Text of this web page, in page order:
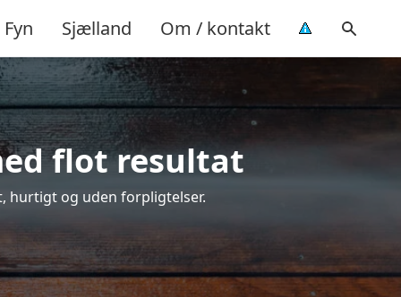
Fyn Sjælland Om / kontakt
flot resultat
hurtigt og uden forpligtelser.